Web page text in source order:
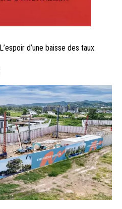
d’une baisse des taux